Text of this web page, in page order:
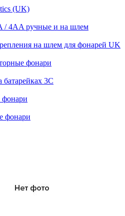
(UK)
/ 4AA ручные и на шлем
на шлем для фонарей UK
фонари
3С
фонари